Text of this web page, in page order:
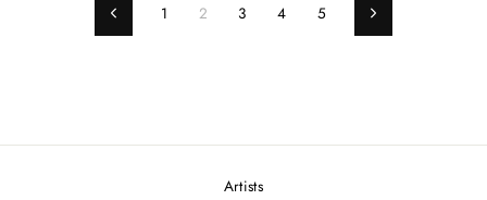
Previous1 2 3 4 5 Next
Artists